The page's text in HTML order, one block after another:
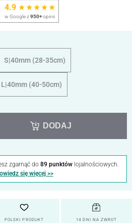
4.9 ★★★★★
w Google z950+opinii
S|40mm (28-35cm)
L|40mm (40-50cm)
DODAJ
zgarnąć do 89 punktówlojalnościowych.
się więcej >>
POLSKI PRODUKT 14 DNI NA ZWROT